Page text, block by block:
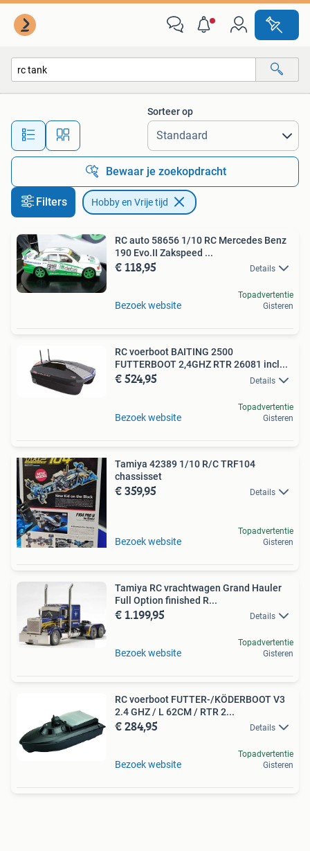
Alle afstanden…
Sorteer op
Bewaar je zoekopdracht
Filters Hobby en Vrije tijd
RC auto 58656 1/10 RC Mercedes Benz
190 Evo.II Zakspeed ...
€ 118,95 Details
Bezoek website
Topadvertentie
Gisteren
RC voerboot BAITING 2500
FUTTERBOOT 2,4GHZ RTR 26081 incl...
€ 524,95 Details
Bezoek website
Topadvertentie
Gisteren
Tamiya 42389 1/10 R/C TRF104
chassisset
€ 359,95 Details
Bezoek website
Topadvertentie
Gisteren
Tamiya RC vrachtwagen Grand Hauler
Full Option finished R...
€ 1.199,95 Details
Bezoek website
Topadvertentie
Gisteren
RC voerboot FUTTER-/KÖDERBOOT V3
2.4 GHZ / L 62CM / RTR 2...
€ 284,95 Details
Bezoek website
Topadvertentie
Gisteren